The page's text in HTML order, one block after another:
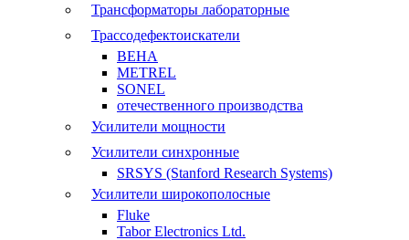
Трансформаторы лабораторные
Трассодефектоискатели
BEHA
METREL
SONEL
отечественного производства
Усилители мощности
Усилители синхронные
SRSYS (Stanford Research Systems)
Усилители широкополосные
Fluke
Tabor Electronics Ltd.